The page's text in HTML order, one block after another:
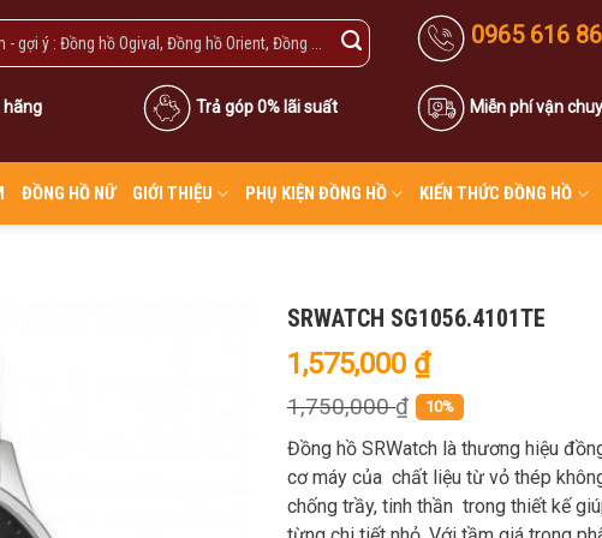
0965 616
hãng Trả góp 0% lãi suất Miễn phí vận
ĐỒNG HỒ NỮ GIỚI THIỆU PHỤ KIỆN ĐỒNG HỒ KIẾN THỨC ĐỒNG HỒ
SRWATCH SG1056.4101TE
1,575,000 ₫
1,750,000₫ 10%
Đồng hồ SRWatch là thương hiệu
cơ máy của chất liệu từ vỏ thép
chống trầy, tinh thần trong thiết kế